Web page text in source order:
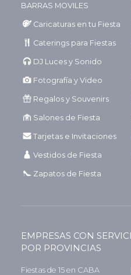
BARRAS MOVILES
Caricaturas en tu Fiesta
Caterings para Fiestas
DJ Luces y Sonido
Fotografía y Video
Regalos y Souvenirs
Salones de Fiesta
Tarjetas e Invitaciones
Vestidos de Fiesta
Zapatos de Fiesta
EMPRESAS CON
POR PROVINCIAS
Fiestas de 15 en CABA